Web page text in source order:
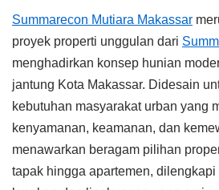
Summarecon Mutiara Makassar
proyek properti unggulan dari
menghadirkan konsep hunian
jantung Kota Makassar. Didesain
kebutuhan masyarakat urban yang
kenyamanan, keamanan, dan
menawarkan beragam pilihan
tapak hingga apartemen,